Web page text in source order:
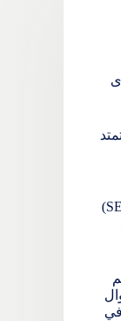
المحتوى القانوني وتطبيق معايير السيو (SEO)
في